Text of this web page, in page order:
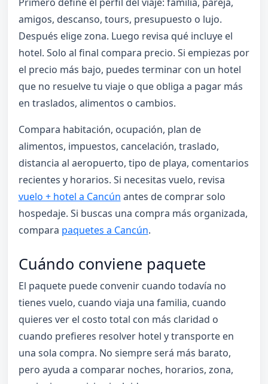
amigos, descanso, tours, presupuesto o lujo.
Después elige zona. Luego revisa qué incluye el
hotel. Solo al final compara precio. Si empiezas por
el precio más bajo, puedes terminar con un hotel
que no resuelve tu viaje o que obliga a pagar más
en traslados, alimentos o cambios.
Compara habitación, ocupación, plan de
alimentos, impuestos, cancelación, traslado,
distancia al aeropuerto, tipo de playa, comentarios
recientes y horarios. Si necesitas vuelo, revisa
vuelo + hotel a Cancún antes de comprar solo
hospedaje. Si buscas una compra más organizada,
compara paquetes a Cancún.
Cuándo conviene paquete
El paquete puede convenir cuando todavía no
tienes vuelo, cuando viaja una familia, cuando
quieres ver el costo total con más claridad o
cuando prefieres resolver hotel y transporte en
una sola compra. No siempre será más barato,
pero ayuda a comparar noches, horarios, zona,